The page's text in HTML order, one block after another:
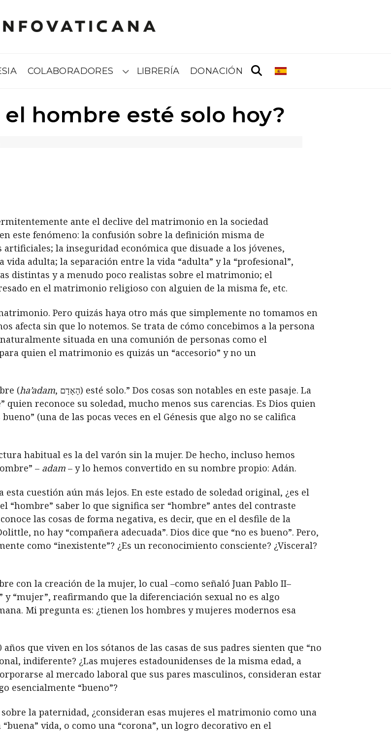
COLABORADORES Submenú
LIBRERÍA DONACIÓN
hombre esté solo hoy?
ante el declive del matrimonio en la sociedad
este fenómeno: la confusión sobre la definición misma de
la inseguridad económica que disuade a los jóvenes,
adulta; la separación entre la vida “adulta” y la “profesional”,
distintas y a menudo poco realistas sobre el matrimonio; el
en el matrimonio religioso con alguien de la misma fe, etc.
Pero quizás haya otro más que simplemente no tomamos en
afecta sin que lo notemos. Se trata de cómo concebimos a la persona
situada en una comunión de personas como el
quien el matrimonio es quizás un “accesorio” y no un
(ha’adam, הָאָדָם) esté solo.” Dos cosas son notables en este pasaje. La
quien reconoce su soledad, mucho menos sus carencias. Es Dios quien
(una de las pocas veces en el Génesis que algo no se califica
habitual es la del varón sin la mujer. De hecho, incluso hemos
– adam – y lo hemos convertido en su nombre propio: Adán.
esta cuestión aún más lejos. En este estado de soledad original, ¿es el
“hombre” saber lo que significa ser “hombre” antes del contraste
las cosas de forma negativa, es decir, que en el desfile de la
no hay “compañera adecuada”. Dios dice que “no es bueno”. Pero,
como “inexistente”? ¿Es un reconocimiento consciente? ¿Visceral?
con la creación de la mujer, lo cual –como señaló Juan Pablo II–
y “mujer”, reafirmando que la diferenciación sexual no es algo
Mi pregunta es: ¿tienen los hombres y mujeres modernos esa
que viven en los sótanos de las casas de sus padres sienten que “no
indiferente? ¿Las mujeres estadounidenses de la misma edad, a
al mercado laboral que sus pares masculinos, consideran estar
esencialmente “bueno”?
la paternidad, ¿consideran esas mujeres el matrimonio como una
vida, o como una “corona”, un logro decorativo en el